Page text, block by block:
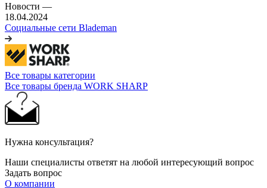
Новости —
18.04.2024
Социальные сети Blademan
Все товары категории
Все товары бренда WORK SHARP
Нужна консультация?
Наши специалисты ответят на любой интересующий вопрос
Задать вопрос
О компании